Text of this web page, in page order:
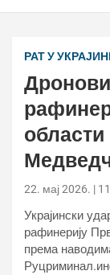
РАТ У
22. мај 2026. |
Украјински
рафинерију
према